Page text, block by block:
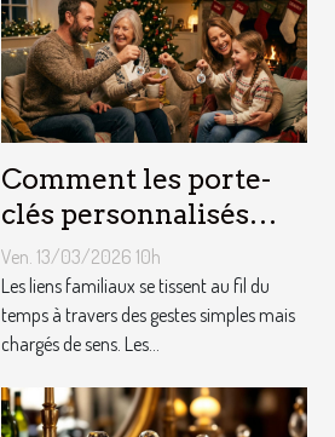
Comment les porte-
clés personnalisés
peuvent renforcer les
liens familiaux ?
Ven. 13/03/2026 10h
Les liens familiaux se tissent au fil du
temps à travers des gestes simples mais
chargés de sens. Les...